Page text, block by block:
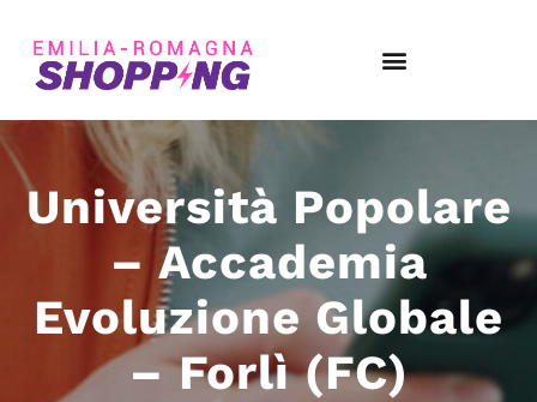
Università Popolare
– Accademia
Evoluzione Globale
– Forlì (FC)